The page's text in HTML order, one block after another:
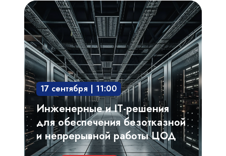
Инженерные
и
IT-
решения
для
обеспечения
безотказной
и
непрерывной
работы
ЦОД
17 сентября | 11:00
Инженерные и IT-решения
для обеспечения безотказной
и непрерывной работы ЦОД